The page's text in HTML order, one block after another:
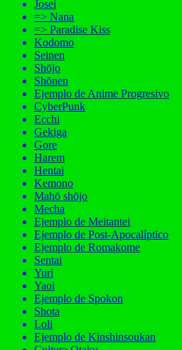
Josei
=> Nana
=> Paradise Kiss
Kodomo
Seinen
Shōjo
Shōnen
Ejemplo de Anime Progresivo
CyberPunk
Ecchi
Gekiga
Gore
Harem
Hentai
Kemono
Mahō shōjo
Mecha
Ejemplo de Meitantei
Ejemplo de Post-Apocalíptico
Ejemplo de Romakome
Sentai
Yuri
Yaoi
Ejemplo de Spokon
Shota
Loli
Ejemplo de Kinshinsoukan